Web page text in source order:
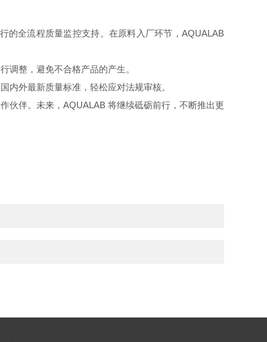
的全流程质量监控支持。在原料入厂环节，AQUALAB
调整，避免不合格产品的产生。
内外最新质量标准，轻松应对法规审核。
伙伴。未来， AQUALAB 将继续砥砺前行，不断推出更